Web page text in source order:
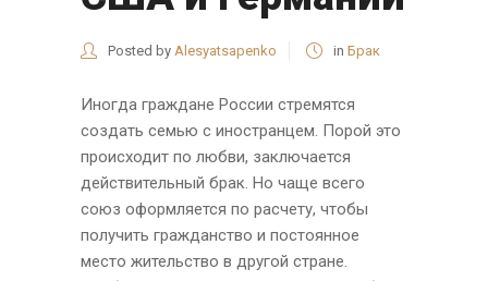
Posted by Alesyatsapenko in Брак
Иногда граждане России стремятся
создать семью с иностранцем. Порой это
происходит по любви, заключается
действительный брак. Но чаще всего
союз оформляется по расчету, чтобы
получить гражданство и постоянное
место жительство в другой стране.